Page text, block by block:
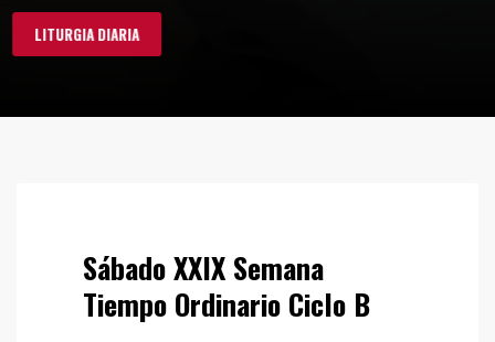
LITURGIA DIARIA
Sábado XXIX Semana
Tiempo Ordinario Ciclo B